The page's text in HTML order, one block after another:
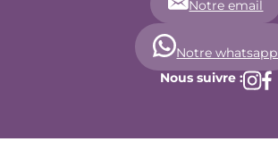
Notre email
Notre whatsapp
Nous suivre :